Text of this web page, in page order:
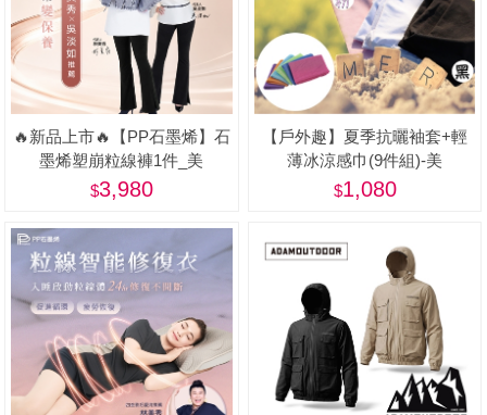
🔥新品上市🔥【PP石墨烯】石
墨烯塑崩粒線褲1件_美
3,980
【戶外趣】夏季抗曬袖套+輕
薄冰涼感巾(9件組)-美
1,080